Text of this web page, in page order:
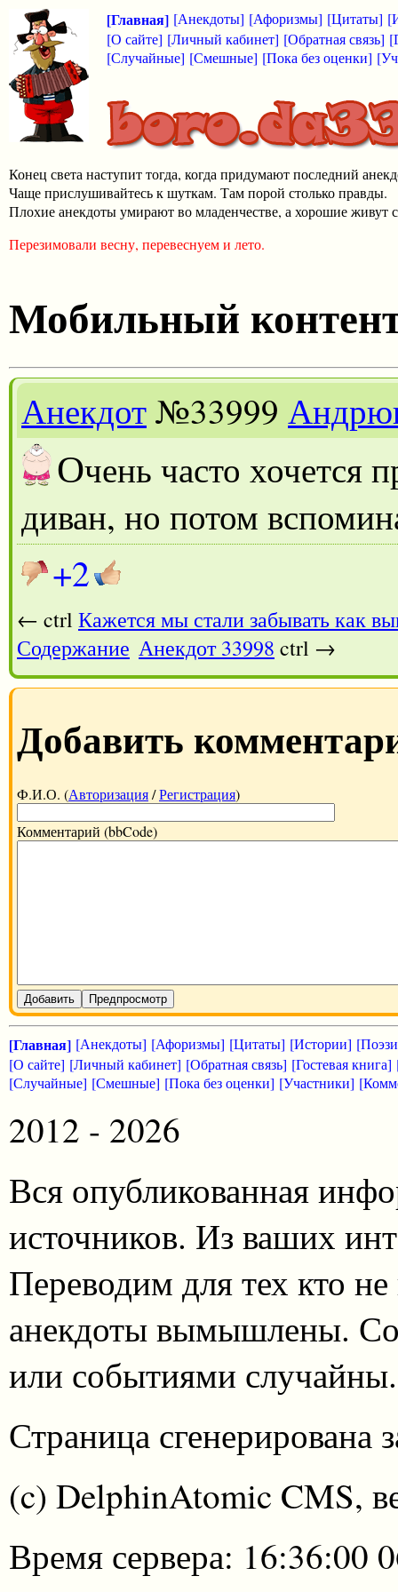
[Главная] [Анекдоты] [Афоризмы] [Цитаты]
[О сайте] [Личный кабинет] [Обратная связь]
[Случайные] [Смешные] [Пока без оценки]
Конец света наступит тогда, когда придумают последний
Чаще прислушивайтесь к шуткам. Там порой столько правды.
Плохие анекдоты умирают во младенчестве, а хорошие живут
Перезимовали весну, перевеснуем и лето.
Мобильный
Анекдот№33999
Очень часто хочется
диван, но потом
+2
← ctrl Кажется мы стали забывать как
Содержание Анекдот 33998 ctrl →
Добавить
Ф.И.О. (Авторизация/Регистрация)
Комментарий (bbCode)
Добавить Предпросмотр
[Главная] [Анекдоты] [Афоризмы] [Цитаты] [Истории]
[О сайте] [Личный кабинет] [Обратная связь] [Гостевая книга]
[Случайные] [Смешные] [Пока без оценки] [Участники]
2012 - 2026
Вся опубликованная
источников. Из ваших
Переводим для тех кто
анекдоты вымышлены.
или событиями случайны.
Страница сгенерирована
(c) DelphinAtomic CMS,
Время сервера: 16:36:00